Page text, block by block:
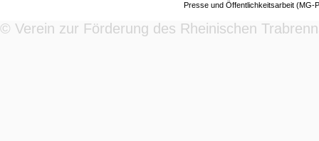
Presse und Öffentlichkeitsarbeit (MG-
© Verein zur Förderung des Rheinischen